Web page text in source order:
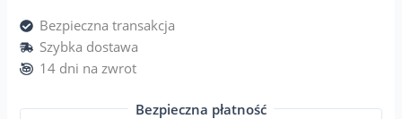
Bezpieczna transakcja
Szybka dostawa
14 dni na zwrot
Bezpieczna płatność